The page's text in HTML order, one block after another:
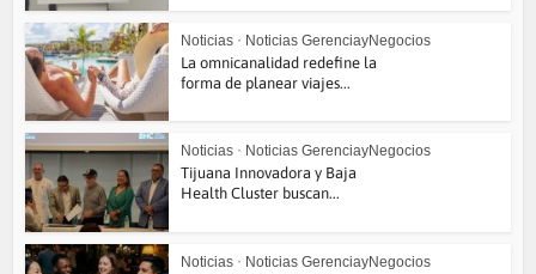
Noticias • Noticias GerenciayNegocios
La omnicanalidad redefine la
forma de planear viajes...
Noticias • Noticias GerenciayNegocios
Tijuana Innovadora y Baja
Health Cluster buscan...
Noticias • Noticias GerenciayNegocios